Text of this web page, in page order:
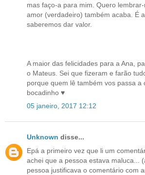
mas faço-a para mim. Quero
amor (verdadeiro) também acaba. É
saberemos dar valor.
A maior das felicidades para a Ana,
o Mateus. Sei que fizeram e farão
porque quem lê também vos passa a
bocadinho ♥
05 janeiro, 2017 12:12
Unknown disse...
Epá a primeiro vez que li um
achei que a pessoa estava maluca...
pessoa justificava o comentário com